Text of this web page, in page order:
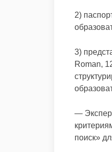
2)
3)
Roman,
—
поиск»